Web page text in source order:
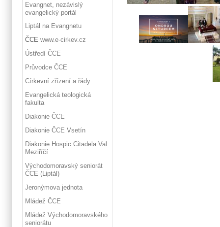
Evangnet, nezávislý
evangelický portál
Liptál na Evangnetu
ČCE www.e-cirkev.cz
Ústředí ČCE
Průvodce ČCE
Církevní zřízení a řády
Evangelická teologická
fakulta
Diakonie ČCE
Diakonie ČCE Vsetín
Diakonie Hospic Citadela Val.
Meziříčí
Východomoravský seniorát
ČCE (Liptál)
Jeronýmova jednota
Mládež ČCE
Mládež Východomoravského
seniorátu